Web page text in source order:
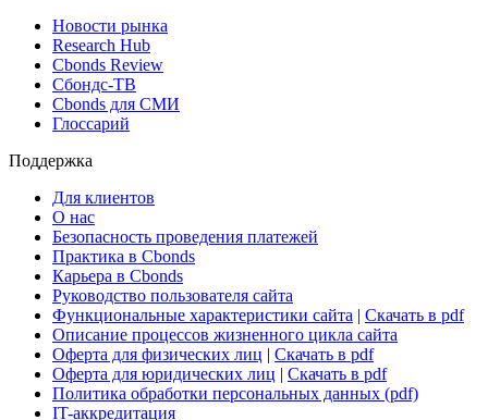
Поиск ETF & Funds
Новости и Аналитика
Новости рынка
Research Hub
Сбондс-ТВ
Глоссарий
Поддержка
Для клиентов
О нас
Безопасность проведения платежей
Практика в Cbonds
Карьера в Cbonds
Руководство пользователя сайта
Функциональные характеристики сайта|Скачать в pdf
Описание процессов жизненного цикла сайта